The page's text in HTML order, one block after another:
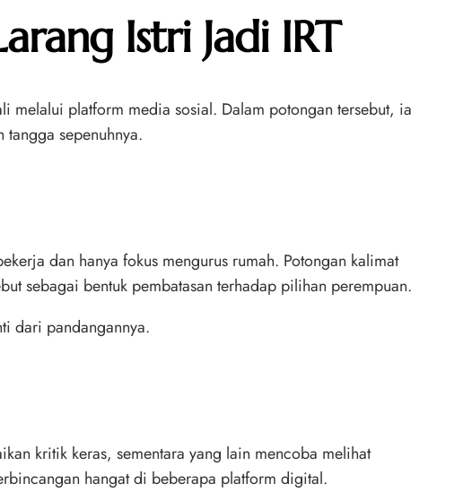
Istri Jadi IRT
melalui platform media sosial. Dalam potongan tersebut, ia
sepenuhnya.
dan hanya fokus mengurus rumah. Potongan kalimat
sebagai bentuk pembatasan terhadap pilihan perempuan.
dari pandangannya.
kritik keras, sementara yang lain mencoba melihat
hangat di beberapa platform digital.